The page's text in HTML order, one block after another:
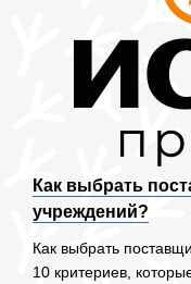
Как выбрать
учреждений?
Как выбрать
10 критериев,